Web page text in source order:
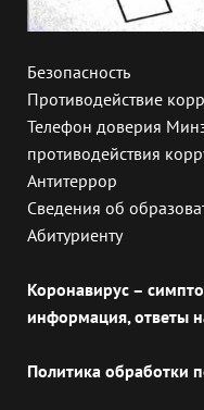
Безопасность
Противодействие
Телефон доверия
противодействия
Антитеррор
Сведения об
Абитуриенту
Коронавирус –
информация, ответы
Политика обработки